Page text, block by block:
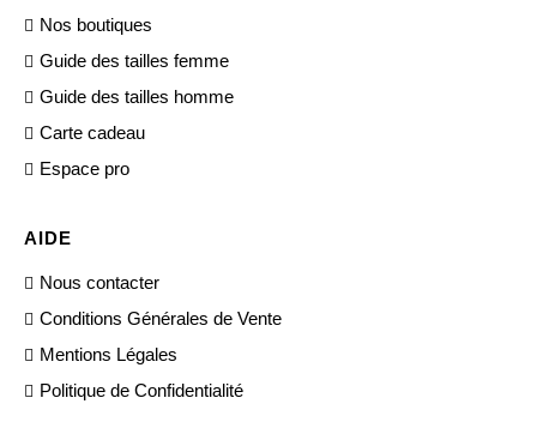
Nos boutiques
Guide des tailles femme
Guide des tailles homme
Carte cadeau
Espace pro
AIDE
Nous contacter
Conditions Générales de Vente
Mentions Légales
Politique de Confidentialité